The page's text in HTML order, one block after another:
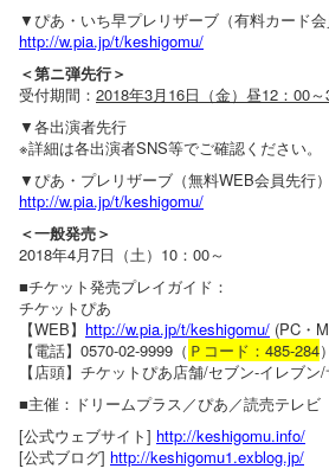
▼ぴあ・いち早プレリザーブ（有料カード会
http://w.pia.jp/t/keshigomu/
＜第ニ弾先行＞
受付期間： 2018年3月16日（金）昼12：00
▼各出演者先行
※詳細は各出演者SNS等でご確認ください。
▼ぴあ・プレリザーブ（無料WEB会員先行）
http://w.pia.jp/t/keshigomu/
＜一般発売＞
2018年4月7日（土）10：00～
■チケット発売プレイガイド：
チケットぴあ
【WEB】 http://w.pia.jp/t/keshigomu/ (PC・
【電話】0570-02-9999（ Ｐコード：485-284）
【店頭】チケットぴあ店舗/セブン-イレブ
■主催：ドリームプラス／ぴあ／読売テレビ
[公式ウェブサイト] http://keshigomu.info/
[公式ブログ] http://keshigomu1.exblog.jp/